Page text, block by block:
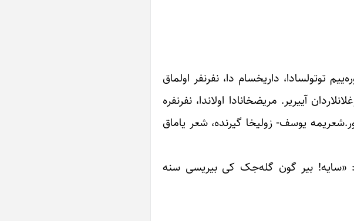
توتولسادا، داریخسام دا، نفرنفر اولماق
آییریر. مریضخانادا اولاندا، نفرنفره
یوسف- زولیخا گیرنده، شعر یاماق
«سایه! بیر گون گله‌جک کی بیریسی سنه